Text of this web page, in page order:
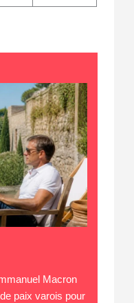
Macron
paix varois pour